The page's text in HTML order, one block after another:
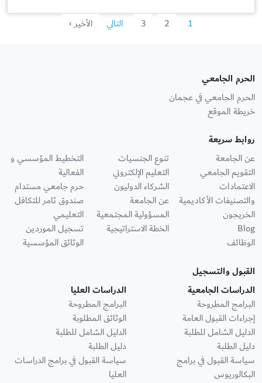
1
2
3 التالي الأخير ›
الحرم الجامعي
الحرم الجامعي في عجمان
خريطة الموقع
روابط سريعة
عن الجامعة
التقويم الجامعي
الاعتمادات
والتصنيفات الأكاديمية
الخريجون
Blog
الوظائف
تنوع الجنسيات
التعليم الإلكتروني
الشركاء الدوليون
عن الجامعة
المسؤولية المجتمعية
الخطة الاستراتيجية
التخطيط المؤسسي و
الفعالية
حرم جامعي مستدام
صندوق ثامر للتكافل
التعليمي
تسجيل الموردين
الوثائق المؤسسية
القبول والتسجيل
الدراسات الجامعية
البرامج المطروحة
إجراءات القبول العامة
الدليل الشامل للطلبة
دليل الطلبة
سياسة القبول في برامج
البكالوريوس
الدراسات العليا
البرامج المطروحة
الوثائق المطلوبة
الدليل الشامل للطلبة
دليل الطلبة
سياسة القبول في برامج الدراسات
العليا